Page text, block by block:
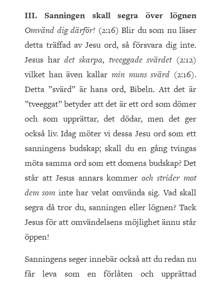
III. Sanningen skall segra över lögnen
Omvänd dig därför! (2:16) Blir du som nu läser
detta träffad av Jesu ord, så försvara dig inte.
Jesus hardet skarpa, tveeggade svärdet (2:12)
vilket han även kallar min muns svärd (2:16).
Detta ”svärd” är hans ord, Bibeln. Att det är
”tveeggat” betyder att det är ett ord som dömer
och som upprättar, det dödar, men det ger
också liv. Idag möter vi dessa Jesu ord som ett
sanningens budskap; skall du en gång tvingas
möta samma ord som ett domens budskap? Det
står att Jesus annars kommer och strider mot
dem som inte har velat omvända sig. Vad skall
segra då tror du, sanningen eller lögnen? Tack
Jesus för att omvändelsens möjlighet ännu står
öppen!
Sanningens seger innebär också att du redan nu
får leva som en förlåten och upprättad